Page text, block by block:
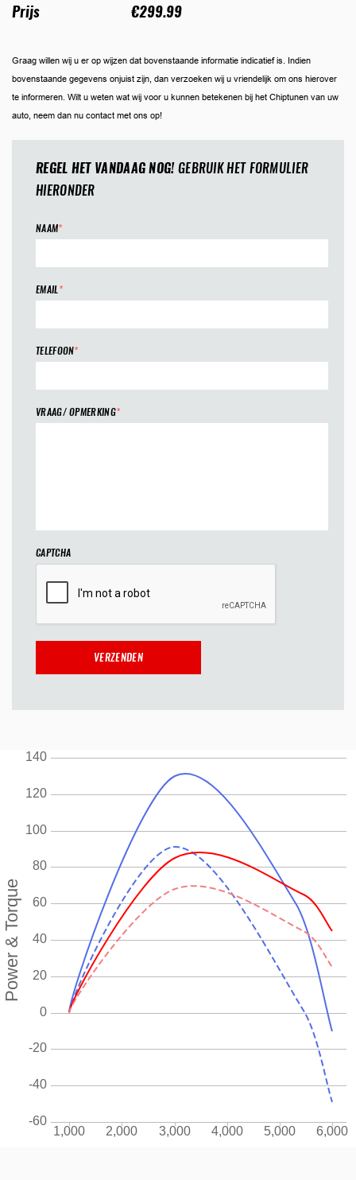
Prijs €299.99
Graag willen wij u er op wijzen dat bovenstaande informatie indicatief is. Indien
bovenstaande gegevens onjuist zijn, dan verzoeken wij u vriendelijk om ons hierover
te informeren. Wilt u weten wat wij voor u kunnen betekenen bij het Chiptunen van uw
auto, neem dan nu contact met ons op!
REGEL HET VANDAAG NOG!GEBRUIK HET FORMULIER
HIERONDER
NAAM*
EMAIL*
TELEFOON*
VRAAG/ OPMERKING*
CAPTCHA